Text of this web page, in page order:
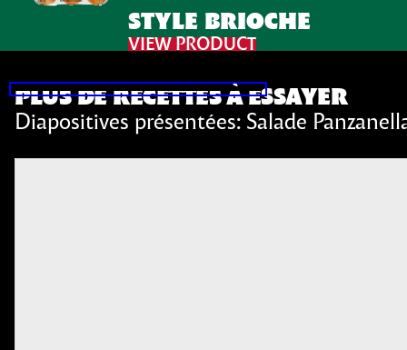
STYLE BRIOCHE
VIEW PRODUCT
PASSER LE DIAPORAMA
PLUS DE RECETTES À ESSAYER
Diapositives présentées: Salade